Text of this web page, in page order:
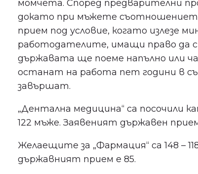
момчета. Според предварителни
докато при мъжете съотношението
прием под условие, когато излезе
работодателите, имащи право да
държавата ще поеме напълно или
останат на работа пет години в
завършат.
„Дентална медицина“ са посочили
122 мъже. Заявеният държавен
Желаещите за „Фармация“ са 148 –
държавният прием е 85.